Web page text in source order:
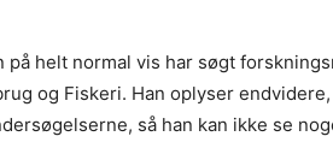
på helt normal vis har søgt
og Fiskeri. Han oplyser
så han kan ikke se